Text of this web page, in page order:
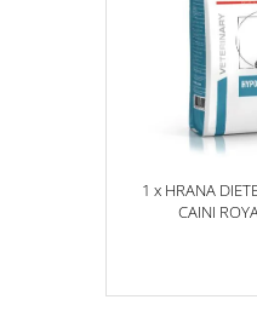
1 x HRANA
CAINI